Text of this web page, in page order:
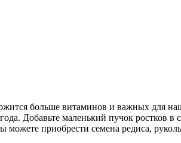
больше витаминов и важных для
Добавьте маленький пучок ростков
приобрести семена редиса,